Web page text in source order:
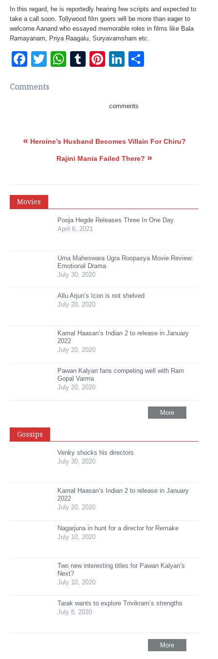
In this regard, he is reportedly hearing few scripts and expected to
take a call soon. Tollywood film goers will be more than eager to
welcome Aanand who essayed memorable roles in films like Bala
Ramayanam, Priya Raagalu, Suryavamsham etc.
Facebook
Twitter
WhatsApp
Tumblr
Pinterest
LinkedIn
Comments
comments
« Heroine’s Husband Becomes Villain For Chiru?
Rajini Mania Failed There? »
Movies
Pooja Hegde Releases Three In One Day
April 6, 2021
Uma Maheswara Ugra Roopasya Movie Review:
Emotional Drama
July 30, 2020
Allu Arjun’s Icon is not shelved
July 20, 2020
Kamal Haasan’s Indian 2 to release in January
2022
July 20, 2020
Pawan Kalyan fans competing well with Ram
Gopal Varma
July 20, 2020
More
Gossips
Venky shocks his directors
July 30, 2020
Kamal Haasan’s Indian 2 to release in January
2022
July 20, 2020
Nagarjuna in hunt for a director for Remake
July 10, 2020
Two new interesting titles for Pawan Kalyan’s
Next?
July 10, 2020
Tarak wants to explore Trivikram’s strengths
July 8, 2020
More